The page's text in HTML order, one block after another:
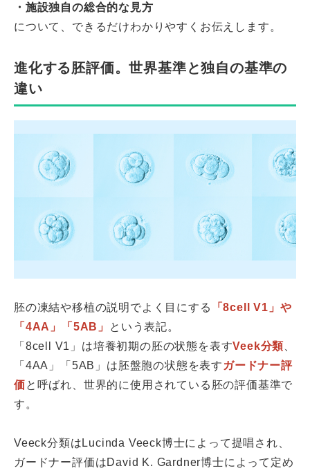
・施設独自の総合的な見方
について、できるだけわかりやすくお伝えします。
進化する胚評価。世界基準と独自の基準の
違い
胚の凍結や移植の説明でよく目にする
「8cell V1」や
「4AA」「5AB」
という表記。
「8cell V1」は培養初期の胚の状態を表すVeek分類
「4AA」「5AB」は胚盤胞の状態を表す ガードナー評
価と呼ばれ、世界的に使用されている胚の評価基準で
す。
Veeck分類はLucinda Veeck博士によって提唱され、
ガードナー評価はDavid K. Gardner博士によって定め